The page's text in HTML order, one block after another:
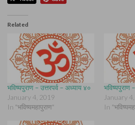
Related
भविष्यपुराण – उत्तरपर्व – अध्याय ४०
January 4, 2019
In "भविष्यमहापुराण"
भविष्यपुराण
January
In